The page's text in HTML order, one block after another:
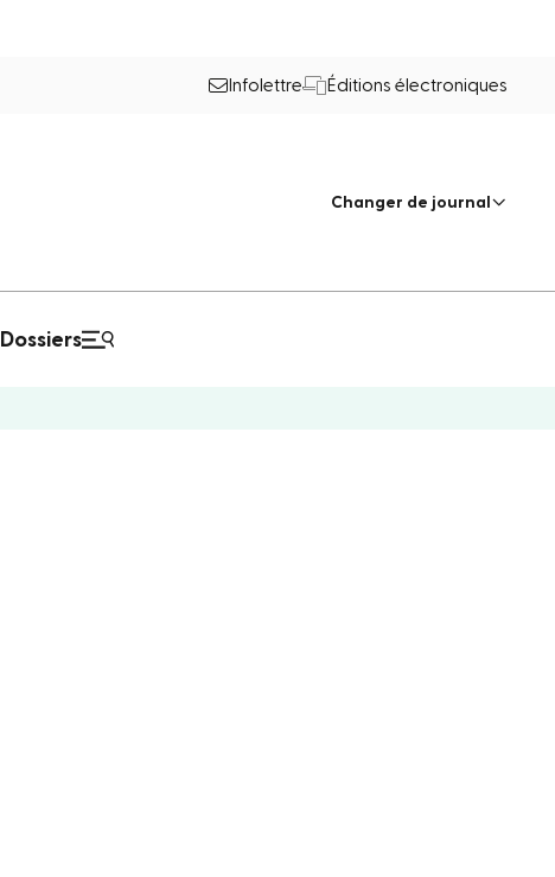
Infolettre Éditions électroniques
Changer de journal
Dossiers